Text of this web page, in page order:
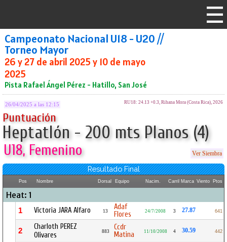
Campeonato Nacional U18 - U20 //
Torneo Mayor
26 y 27 de abril 2025 y 10 de mayo
2025
Pista Rafael Ángel Pérez - Hatillo, San José
26/04/2025 a las 12:15 RU18: 24.13 +0.3, Rihana Mora (Costa Rica), 2026
Puntuación
Heptatlón - 200 mts Planos (4)
U18, Femenino Ver Siembra
Resultado Final
Pos Nombre Dorsal Equipo Nacim. Carril Marca Viento Ptos
Heat: 1
1 Victoria JARA Alfaro 13
Adaf
Flores
24/7/2008 3 27.87 641
2
Charloth PEREZ
Olivares
883
Ccdr
Matina
11/10/2008 4 30.59 442